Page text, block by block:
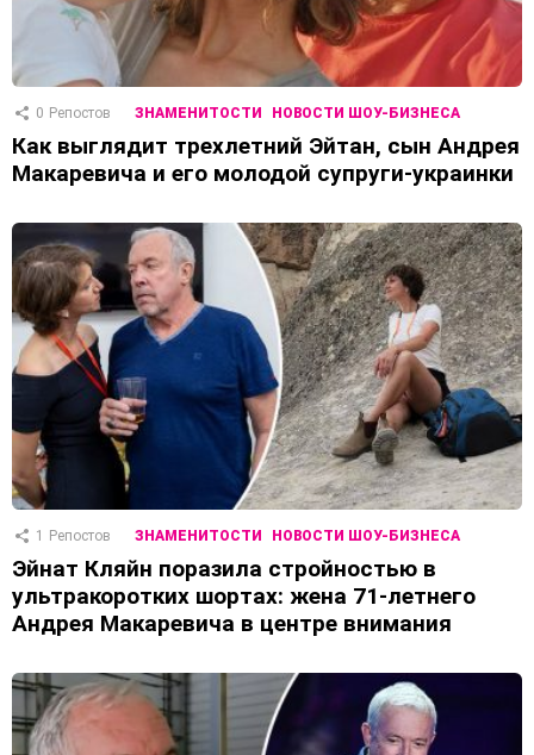
0 Репостов ЗНАМЕНИТОСТИ НОВОСТИ ШОУ-БИЗНЕСА
Как выглядит трехлетний Эйтан, сын Андрея
Макаревича и его молодой супруги-украинки
1 Репостов ЗНАМЕНИТОСТИ НОВОСТИ ШОУ-БИЗНЕСА
Эйнат Кляйн поразила стройностью в
ультракоротких шортах: жена 71-летнего
Андрея Макаревича в центре внимания